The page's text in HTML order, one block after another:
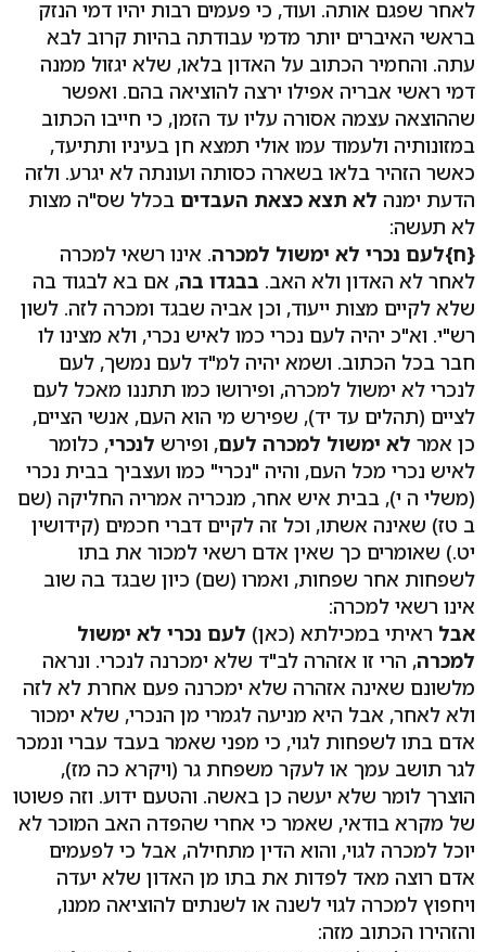
לאחר שפגם אותה. ועוד, כי פעמים רבות יהיו דמי הנזק
בראשי האיברים יותר מדמי עבודתה בהיות קרוב לבא
עתה. והחמיר הכתוב על האדון בלאו, שלא יגזול ממנה
דמי ראשי אבריה אפילו ירצה להוציאה בהם. ואפשר
שההוצאה עצמה אסורה עליו עד הזמן, כי חייבו הכתוב
במזונותיה ולעמוד עמו אולי תמצא חן בעיניו ותתיעד,
כאשר הזהיר בלאו בשארה כסותה ועונתה לא יגרע. ולזה
הדעת ימנה לא תצא כצאת העבדים בכלל שס"ה מצות
לא תעשה:
{ח}לעם נכרי לא ימשול למכרה. אינו רשאי למכרה
לאחר לא האדון ולא האב. בבגדו בה, אם בא לבגוד בה
שלא לקיים מצות ייעוד, וכן אביה שבגד ומכרה לזה. לשון
רש"י. וא"כ יהיה לעם נכרי כמו לאיש נכרי, ולא מצינו לו
חבר בכל הכתוב. ושמא יהיה למ"ד לעם נמשך, לעם
לנכרי לא ימשול למכרה, ופירושו כמו תתננו מאכל לעם
לציים (תהלים עד יד), שפירש מי הוא העם, אנשי הציים,
כן אמר לא ימשול למכרה לעם, ופירש לנכרי, כלומר
לאיש נכרי מכל העם, והיה "נכרי" כמו ועצביך בבית נכרי
(משלי ה י), בבית איש אחר, מנכריה אמריה החליקה (שם
ב טז) שאינה אשתו, וכל זה לקיים דברי חכמים (קידושין
יט.) שאומרים כך שאין אדם רשאי למכור את בתו
לשפחות אחר שפחות, ואמרו (שם) כיון שבגד בה שוב
אינו רשאי למכרה:
אבל ראיתי במכילתא (כאן) לעם נכרי לא ימשול
למכרה, הרי זו אזהרה לב"ד שלא ימכרנה לנכרי. ונראה
מלשונם שאינה אזהרה שלא ימכרנה פעם אחרת לא לזה
ולא לאחר, אבל היא מניעה לגמרי מן הנכרי, שלא ימכור
אדם בתו לשפחות לגוי, כי מפני שאמר בעבד עברי ונמכר
לגר תושב עמך או לעקר משפחת גר (ויקרא כה מז),
הוצרך לומר שלא יעשה כן באשה. והטעם ידוע. וזה פשוטו
של מקרא בודאי, שאמר כי אחרי שהפדה האב המוכר לא
יוכל למכרה לגוי, והוא הדין מתחילה, אבל כי לפעמים
אדם רוצה מאד לפדות את בתו מן האדון שלא יעדה
ויחפוץ למכרה לגוי לשנה או לשנתים להוציאה ממנו,
והזהירו הכתוב מזה: